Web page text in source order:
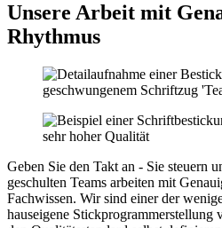
Unsere Arbeit mit
Rhythmus
Geben Sie den Takt an - Sie steuern
geschulten Teams arbeiten mit
Fachwissen. Wir sind einer der
hauseigene Stickprogrammerstellung